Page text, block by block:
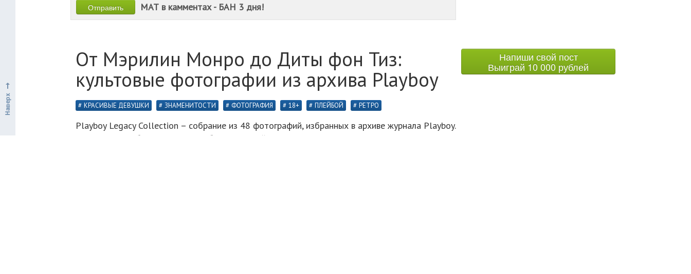
МАТ в камментах - БАН 3 дня!
От Мэрилин Монро до Диты фон Тиз:
культовые фотографии из архива Playboy
КРАСИВЫЕ ДЕВУШКИ ЗНАМЕНИТОСТИ ФОТОГРАФИЯ 18+ ПЛЕЙБОЙ РЕТРО
Playboy Legacy Collection – собрание из 48 фотографий, избранных в архиве журнала Playboy.
Хью Хефнер собственноручно отбирал каждый снимок за его знаковое место в истории и
Напиши свой пост
Выиграй 10 000 рублей